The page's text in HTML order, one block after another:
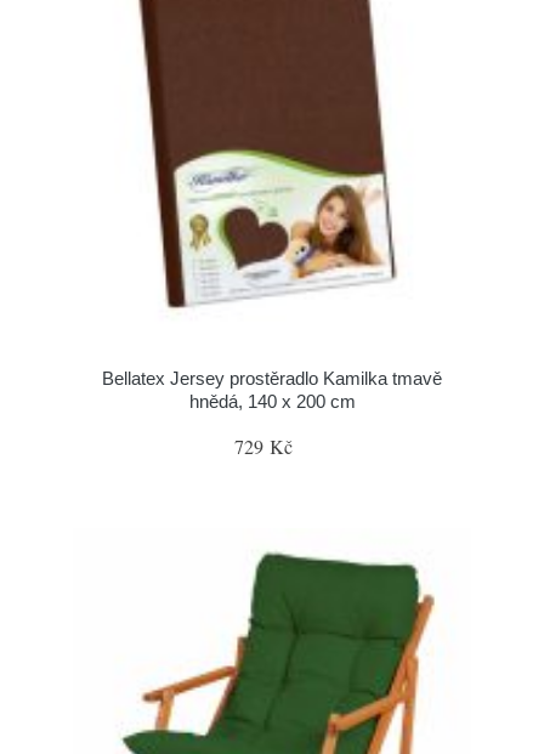
Bellatex Jersey prostěradlo Kamilka tmavě
hnědá, 140 x 200 cm
729 Kč